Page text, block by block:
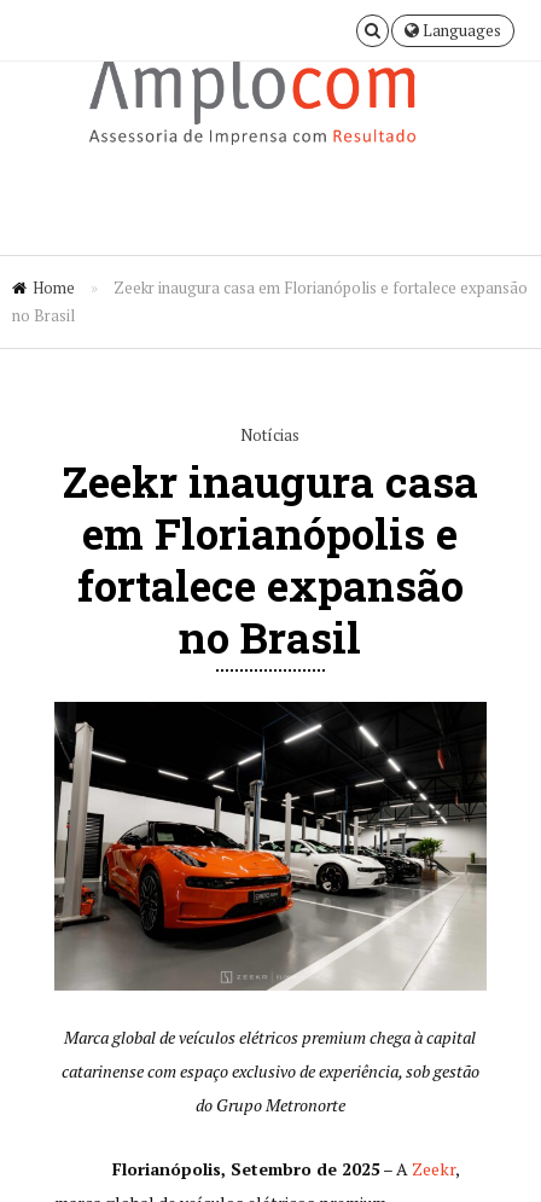
Languages
Home »
Zeekr inaugura casa em Florianópolis e fortalece expansão
no Brasil
Notícias
Zeekr inaugura casa
em Florianópolis e
fortalece expansão
no Brasil
Marca global de veículos elétricos premium chega à capital
catarinense com espaço exclusivo de experiência, sob gestão
do Grupo Metronorte
Florianópolis, Setembro de 2025– A Zeekr,